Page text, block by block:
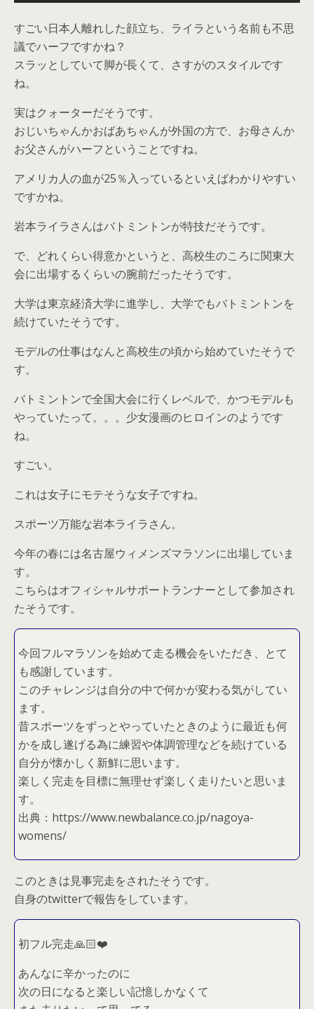
すごい日本人離れした顔立ち、ライラという名前も不思
議でハーフですかね？
スラッとしていて脚が長くて、さすがのスタイルです
ね。
実はクォーターだそうです。
おじいちゃんかおばあちゃんが外国の方で、お母さんか
お父さんがハーフということですね。
アメリカ人の血が25％入っているといえばわかりやすい
ですかね。
岩本ライラさんはバトミントンが特技だそうです。
で、どれくらい得意かというと、高校生のころに関東大
会に出場するくらいの腕前だったそうです。
大学は東京経済大学に進学し、大学でもバトミントンを
続けていたそうです。
モデルの仕事はなんと高校生の頃から始めていたそうで
す。
バトミントンで全国大会に行くレベルで、かつモデルも
やっていたって。。。少女漫画のヒロインのようです
ね。
すごい。
これは女子にモテそうな女子ですね。
スポーツ万能な岩本ライラさん。
今年の春には名古屋ウィメンズマラソンに出場していま
す。
こちらはオフィシャルサポートランナーとして参加され
たそうです。
今回フルマラソンを始めて走る機会をいただき、とて
も感謝しています。
このチャレンジは自分の中で何かが変わる気がしてい
ます。
昔スポーツをずっとやっていたときのように最近も何
かを成し遂げる為に練習や体調管理などを続けている
自分が懐かしく新鮮に思います。
楽しく完走を目標に無理せず楽しく走りたいと思いま
す。
出典：https://www.newbalance.co.jp/nagoya-
womens/
このときは見事完走をされたそうです。
自身のtwitterで報告をしています。
初フル完走🙏🏻❤️
あんなに辛かったのに
次の日になると楽しい記憶しかなくて